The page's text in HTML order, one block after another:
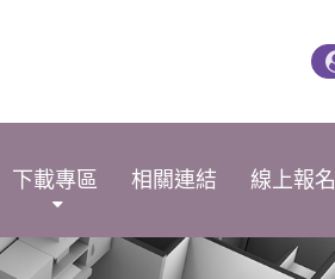
下載專區 相關連結 線上報名